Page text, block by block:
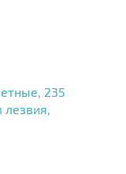
235
лезвия,